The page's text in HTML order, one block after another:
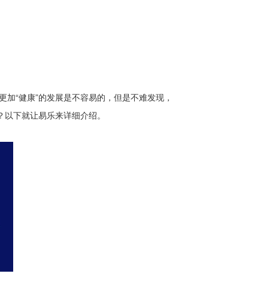
“健康”的发展是不容易的，但是不难发现，
下就让易乐来详细介绍。